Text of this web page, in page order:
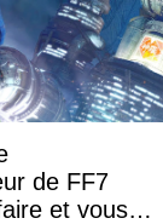
de FF7
et vous